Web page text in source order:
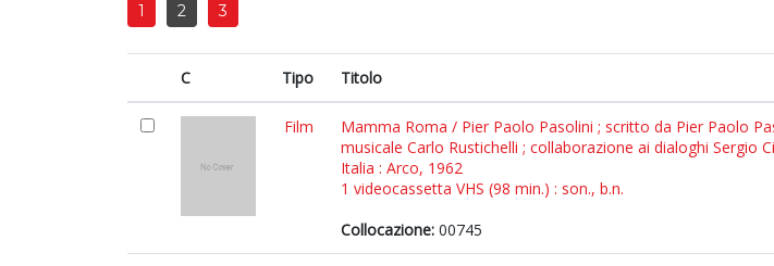
1 2 3
C Tipo Titolo
Film
Mamma Roma / Pier Paolo Pasolini ; scritto da Pier Paolo
musicale Carlo Rustichelli ; collaborazione ai dialoghi Sergio
Italia : Arco, 1962
1 videocassetta VHS (98 min.) : son., b.n.
Collocazione: 00745